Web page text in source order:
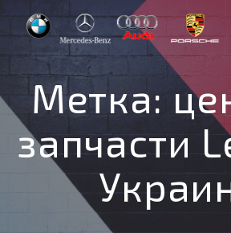
to
content
Метка:
запчасти